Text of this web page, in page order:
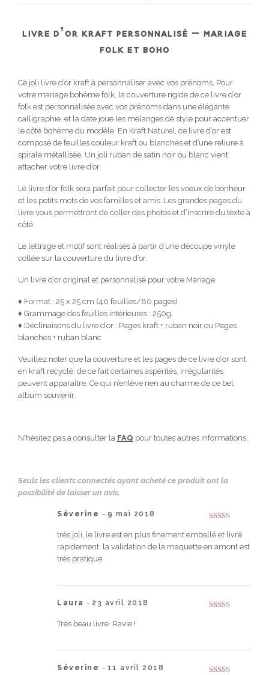
LIVRE D’OR KRAFT PERSONNALISÉ – MARIAGE
FOLK ET BOHO
Ce joli livre d’or kraft à personnaliser avec vos prénoms. Pour
votre mariage bohème folk, la couverture rigide de ce livre d’or
folk est personnalisée avec vos prénoms dans une élégante
calligraphie. et la date joue les mélanges de style pour accentuer
le côté bohème du modèle. En Kraft Naturel, ce livre d’or est
composé de feuilles couleur kraft ou blanches et d’une reliure à
spirale métallisée. Un joli ruban de satin noir ou blanc vient
attacher votre livre d’or.
Le livre d’or folk sera parfait pour collecter les voeux de bonheur
et les petits mots de vos familles et amis. Les grandes pages du
livre vous permettront de coller des photos et d’inscrire du texte à
côté.
Le lettrage et motif sont réalisés à partir d’une découpe vinyle
collée sur la couverture du livre d’or.
Un livre d’or original et personnalisé pour votre Mariage.
♦ Format : 25 x 25 cm (40 feuilles/80 pages)
♦ Grammage des feuilles intérieures : 250g
♦ Déclinaisons du livre d’or : Pages kraft + ruban noir ou Pages
blanches + ruban blanc
Veuillez noter que la couverture et les pages de ce livre d’or sont
en kraft recyclé, de ce fait certaines aspérités, irrégularités
peuvent apparaître. Ce qui n’enlève rien au charme de ce bel
album souvenir.
N'hésitez pas à consulter la FAQ pour toutes autres informations.
Seuls les clients connectés ayant acheté ce produit ont la
possibilité de laisser un avis.
Séverine – 9 mai 2018
très joli, le livre est en plus finement emballé et livré
rapidement. la validation de la maquette en amont est
très pratique
Laura – 23 avril 2018
Très beau livre. Ravie !
Séverine – 11 avril 2018